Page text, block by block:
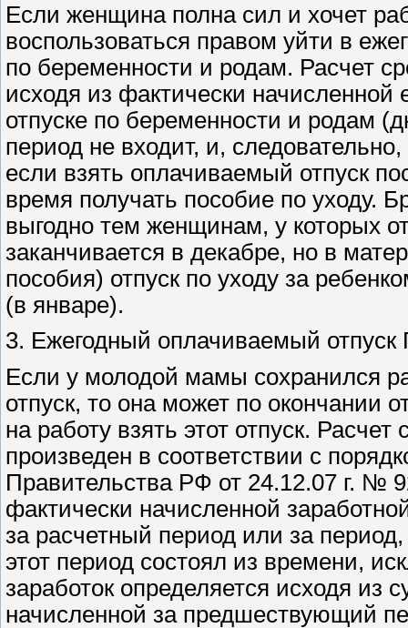
Если женщина полна сил и хочет
воспользоваться правом уйти в
по беременности и родам. Расчет
исходя из фактически
отпуске по беременности и родам
период не входит, и,
если взять оплачиваемый отпуск
время получать пособие по уходу.
выгодно тем женщинам, у которых
заканчивается в декабре, но в
пособия) отпуск по уходу за
(в январе).
3. Ежегодный оплачиваемый
Если у молодой мамы сохранился
отпуск, то она может по окончании
на работу взять этот отпуск.
произведен в соответствии с
Правительства РФ от 24.12.07 г. №
фактически начисленной
за расчетный период или за
этот период состоял из времени,
заработок определяется исходя из
начисленной за предшествующий